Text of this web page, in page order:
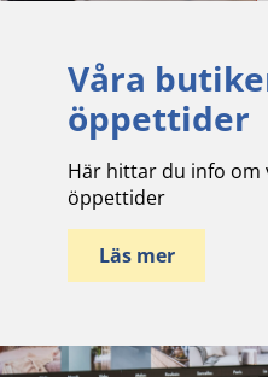
Våra
öppettider
Här hittar du info om
öppettider
Läs mer